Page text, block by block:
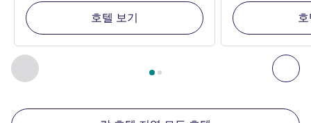
이전 - 주변에 있는 다른 시설 다
2/ 페이지 , 주변에 있는 다른 시설 1 :, 주변에 있는 다른 시
호텔 보기